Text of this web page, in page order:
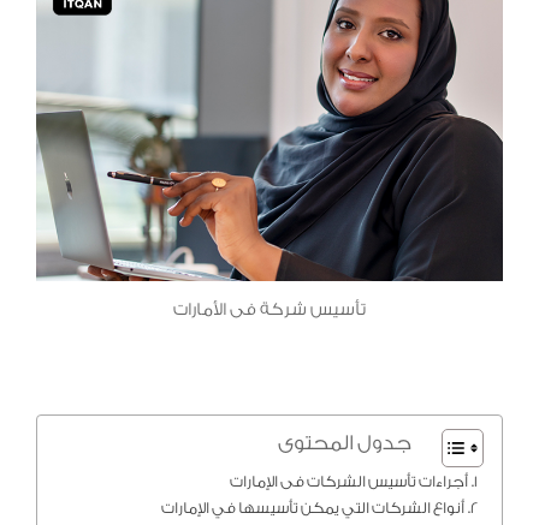
تأسيس شركة فى الأمارات
جدول المحتوى
أجراءات تأسيس الشركات فى الإمارات
أنواع الشركات التي يمكن تأسيسها في الإمارات